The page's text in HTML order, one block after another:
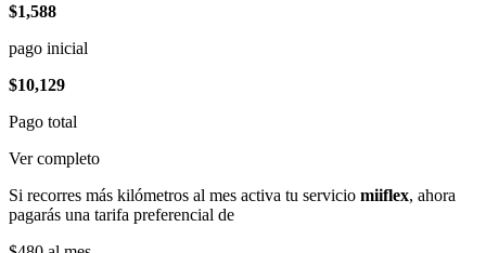
$1,588
pago inicial
$10,129
Pago total
Ver completo
Si recorres más kilómetros al mes activa tu servicio miiflex, ahora
pagarás una tarifa preferencial de